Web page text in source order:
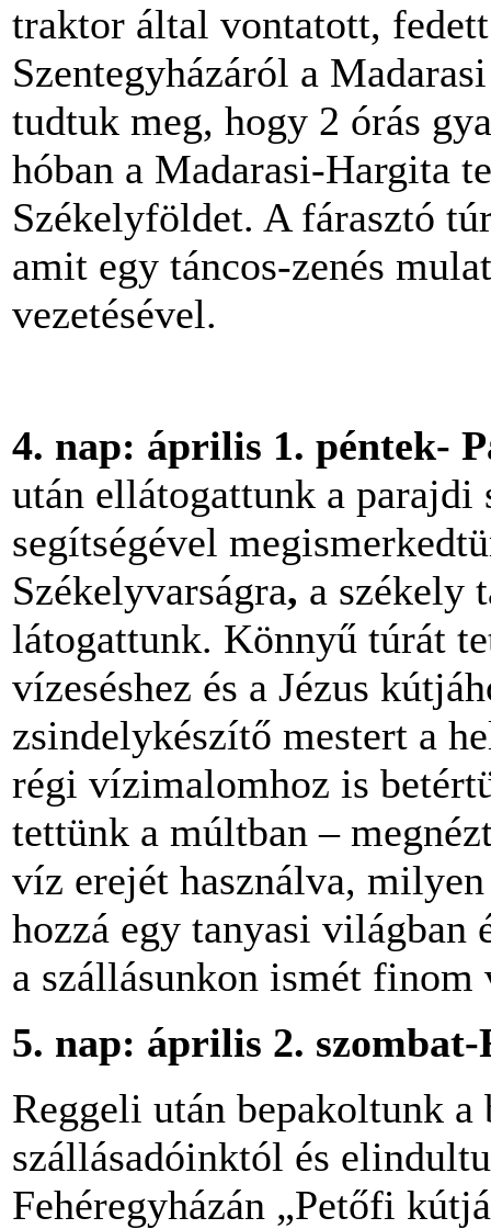
traktor által vontatott,
Szentegyházáról a
tudtuk meg, hogy 2 órás
hóban a Madarasi-Hargita
Székelyföldet. A fárasztó
amit egy táncos-zenés
vezetésével.
4. nap: április 1. péntek-
után ellátogattunk a parajdi
segítségével
Székelyvarságra, a székely
látogattunk. Könnyű túrát
vízeséshez és a Jézus
zsindelykészítő mestert a
régi vízimalomhoz is
tettünk a múltban –
víz erejét használva,
hozzá egy tanyasi világban
a szállásunkon ismét
5. nap: április 2. szombat-
Reggeli után bepakoltunk a
szállásadóinktól és
Fehéregyházán „Petőfi